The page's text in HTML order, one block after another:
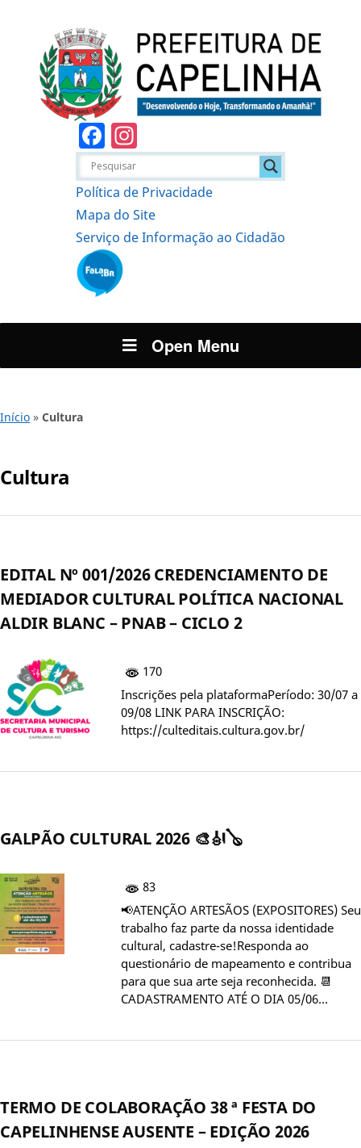
Facebook
Política de Privacidade
Mapa do Site
Serviço de Informação ao Cidadão
Open Menu
Início » Cultura
Cultura
EDITAL Nº 001/2026 CREDENCIAMENTO DE
MEDIADOR CULTURAL POLÍTICA NACIONAL
ALDIR BLANC – PNAB – CICLO 2
170
Inscrições pela plataformaPeríodo: 30/07 a
09/08 LINK PARA INSCRIÇÃO:
https://culteditais.cultura.gov.br/
GALPÃO CULTURAL 2026 🎨🎻🪕
83
📢ATENÇÃO ARTESÃOS (EXPOSITORES) Seu
trabalho faz parte da nossa identidade
cultural, cadastre-se!Responda ao
questionário de mapeamento e contribua
para que sua arte seja reconhecida. 📆
CADASTRAMENTO ATÉ O DIA 05/06…
TERMO DE COLABORAÇÃO 38 ª FESTA DO
CAPELINHENSE AUSENTE – EDIÇÃO 2026